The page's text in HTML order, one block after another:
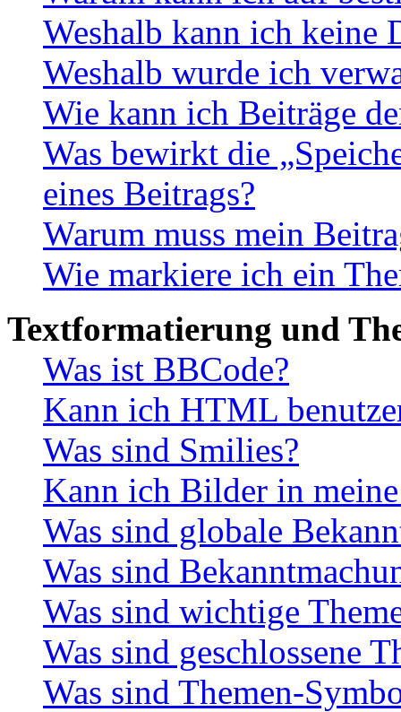
Weshalb kann ich keine
Weshalb wurde ich
Wie kann ich Beiträge
Was bewirkt die
eines Beitrags?
Warum muss mein
Wie markiere ich ein
Textformatierung und
Was ist BBCode?
Kann ich HTML
Was sind Smilies?
Kann ich Bilder in
Was sind globale
Was sind
Was sind wichtige
Was sind geschlossene
Was sind Themen-